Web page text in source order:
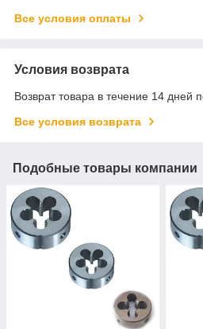
Все условия оплаты
Условия возврата
Возврат товара в течение 14 дней
Все условия возврата
Подобные товары компании